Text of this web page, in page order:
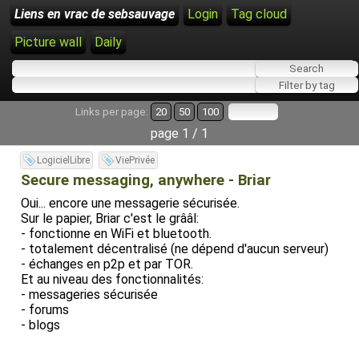
Liens en vrac de sebsauvage Login
Tag cloud
Picture wall
Daily
Links per page: 20 50 100
page 1 / 1
LogicielLibre ViePrivée
Secure messaging, anywhere - Briar
Oui... encore une messagerie sécurisée.
Sur le papier, Briar c'est le grââl:
- fonctionne en WiFi et bluetooth.
- totalement décentralisé (ne dépend d'aucun serveur)
- échanges en p2p et par TOR.
Et au niveau des fonctionnalités:
- messageries sécurisée
- forums
- blogs